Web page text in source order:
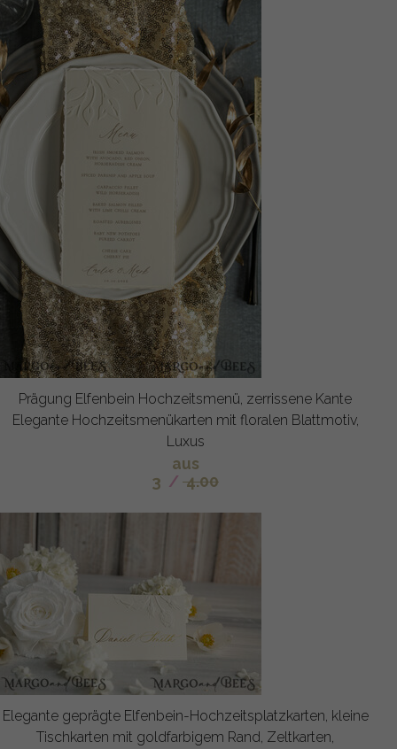
Prägung Elfenbein Hochzeitsmenü, zerrissene Kante
Elegante Hochzeitsmenükarten mit floralen Blattmotiv,
Luxus
aus
3 / 4.00
Elegante geprägte Elfenbein-Hochzeitsplatzkarten, kleine
Tischkarten mit goldfarbigem Rand, Zeltkarten,